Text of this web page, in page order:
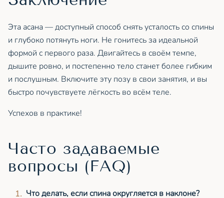
Эта асана — доступный способ снять усталость со спины
и глубоко потянуть ноги. Не гонитесь за идеальной
формой с первого раза. Двигайтесь в своём темпе,
дышите ровно, и постепенно тело станет более гибким
и послушным. Включите эту позу в свои занятия, и вы
быстро почувствуете лёгкость во всём теле.
Успехов в практике!
Часто задаваемые
вопросы (FAQ)
Что делать, если спина округляется в наклоне?